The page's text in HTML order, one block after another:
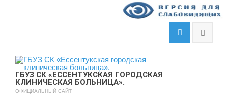
ГБУЗ СК «ЕССЕНТУКСКАЯ ГОРОДСКАЯ
КЛИНИЧЕСКАЯ БОЛЬНИЦА».
ОФИЦИАЛЬНЫЙ САЙТ